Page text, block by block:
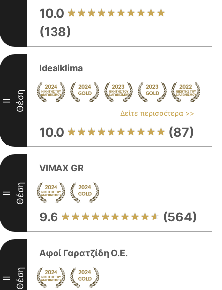
10.0
(138)
II Θέση
Idealklima
Δείτε περισσότερα >>
10.0 (87)
II Θέση
VIMAX GR
9.6 (564)
II Θέση
Αφοί Γαρατζίδη Ο.Ε.